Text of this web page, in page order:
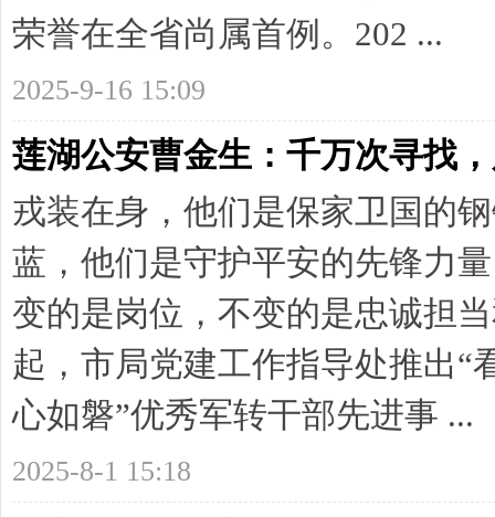
荣誉在全省尚属首例。202 ...
2025-9-16 15:09
莲湖公安曹金生：千万次寻找
戎装在身，他们是保家卫国的
蓝，他们是守护平安的先锋力
变的是岗位，不变的是忠诚担
起，市局党建工作指导处推出“
心如磐”优秀军转干部先进事 ...
2025-8-1 15:18